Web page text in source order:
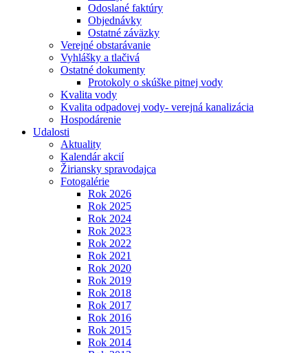
Odoslané faktúry
Objednávky
Ostatné záväzky
Verejné obstarávanie
Vyhlášky a tlačivá
Ostatné dokumenty
Protokoly o skúške pitnej vody
Kvalita vody
Kvalita odpadovej vody- verejná kanalizácia
Hospodárenie
Udalosti
Aktuality
Kalendár akcií
Žiriansky spravodajca
Fotogalérie
Rok 2026
Rok 2025
Rok 2024
Rok 2023
Rok 2022
Rok 2021
Rok 2020
Rok 2019
Rok 2018
Rok 2017
Rok 2016
Rok 2015
Rok 2014